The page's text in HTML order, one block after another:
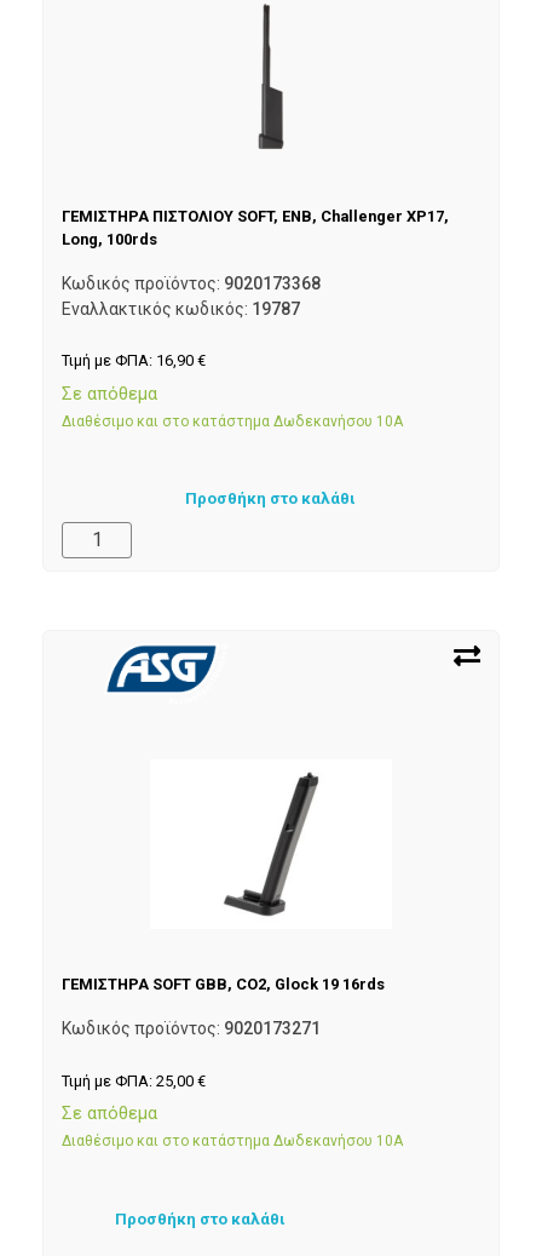
ΓΕΜΙΣΤΗΡΑ ΠΙΣΤΟΛΙΟΥ SOFT, ENB, Challenger XP17,
Long, 100rds
Κωδικός προϊόντος: 9020173368
Εναλλακτικός κωδικός: 19787
Τιμή με ΦΠΑ: 16,90 €
Σε απόθεμα
Διαθέσιμο και στο κατάστημα Δωδεκανήσου 10Α
Προσθήκη στο καλάθι
ΓΕΜΙΣΤΗΡΑ SOFT GBB, CO2, Glock 19 16rds
Κωδικός προϊόντος: 9020173271
Τιμή με ΦΠΑ: 25,00 €
Σε απόθεμα
Διαθέσιμο και στο κατάστημα Δωδεκανήσου 10Α
Προσθήκη στο καλάθι